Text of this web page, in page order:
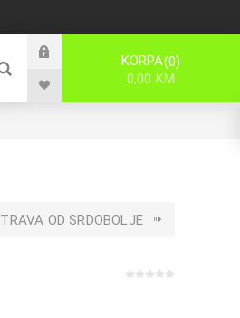
KORPA 0
0,00 KM
TRAVA OD SRDOBOLJE